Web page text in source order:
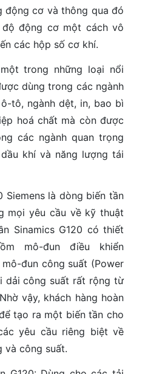
động cơ và thông qua đó
động cơ một cách vô
các hộp số cơ khí.
trong những loại nổi
dùng trong các ngành
tô, ngành dệt, in, bao bì
hoá chất mà còn được
các ngành quan trọng
khí và năng lượng tái
Siemens là dòng biến tần
mọi yêu cầu về kỹ thuật
Sinamics G120 có thiết
mô-đun điều khiển
đun công suất (Power
dải công suất rất rộng từ
vậy, khách hàng hoàn
tạo ra một biến tần cho
yêu cầu riêng biệt về
và công suất.